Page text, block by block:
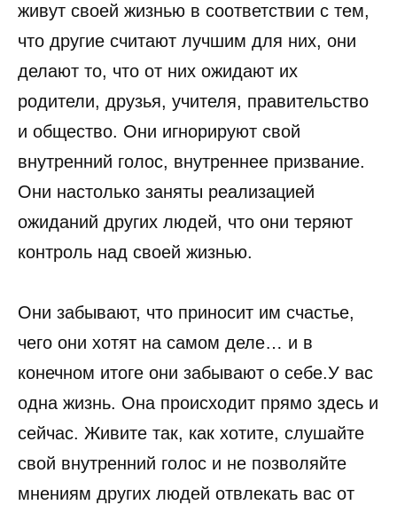
живут своей жизнью в соответствии с тем,
что другие считают лучшим для них, они
делают то, что от них ожидают их
родители, друзья, учителя, правительство
и общество. Они игнорируют свой
внутренний голос, внутреннее призвание.
Они настолько заняты реализацией
ожиданий других людей, что они теряют
контроль над своей жизнью.
Они забывают, что приносит им счастье,
чего они хотят на самом деле… и в
конечном итоге они забывают о себе.У вас
одна жизнь. Она происходит прямо здесь и
сейчас. Живите так, как хотите, слушайте
свой внутренний голос и не позволяйте
мнениям других людей отвлекать вас от